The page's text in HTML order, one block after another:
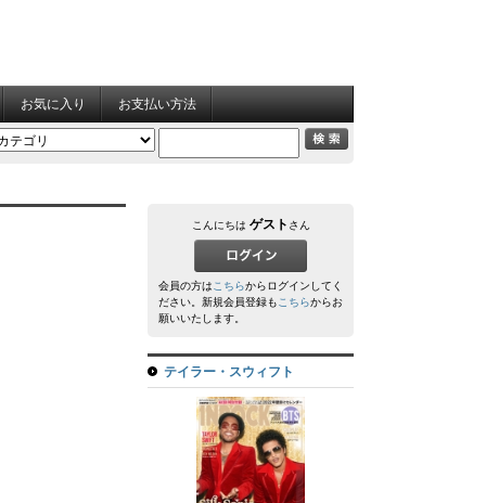
お気に入り お支払い方法
こんにちは ゲスト さん
会員の方はこちらからログインしてく
ださい。新規会員登録もこちらからお
願いいたします。
テイラー・スウィフト